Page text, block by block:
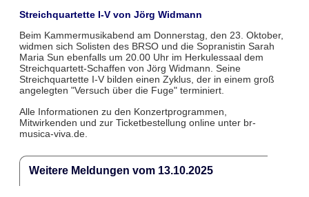
Streichquartette I-V von Jörg Widmann
Beim Kammermusikabend am Donnerstag, den 23. Oktober,
widmen sich Solisten des BRSO und die Sopranistin Sarah
Maria Sun ebenfalls um 20.00 Uhr im Herkulessaal dem
Streichquartett-Schaffen von Jörg Widmann. Seine
Streichquartette I-V bilden einen Zyklus, der in einem groß
angelegten "Versuch über die Fuge" terminiert.
Alle Informationen zu den Konzertprogrammen,
Mitwirkenden und zur Ticketbestellung online unter br-
musica-viva.de.
Weitere Meldungen vom 13.10.2025